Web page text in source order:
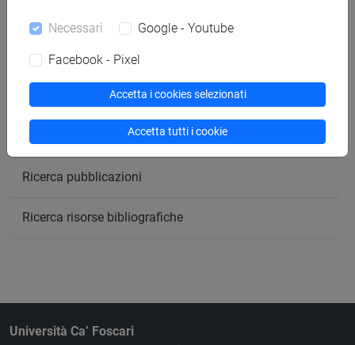
Ricerca aule
Ricerca pubblicazioni
Ricerca risorse bibliografiche
Università Ca’ Foscari
Necessari Google - Youtube
Facebook - Pixel
Accetta i cookies selezionati
Accetta tutti i cookie